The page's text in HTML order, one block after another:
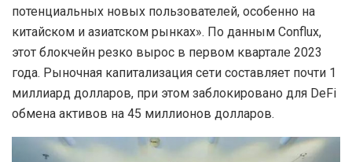
потенциальных новых пользователей, особенно на
китайском и азиатском рынках». По данным Conflux,
этот блокчейн резко вырос в первом квартале 2023
года. Рыночная капитализация сети составляет почти 1
миллиард долларов, при этом заблокировано для DeFi
обмена активов на 45 миллионов долларов.